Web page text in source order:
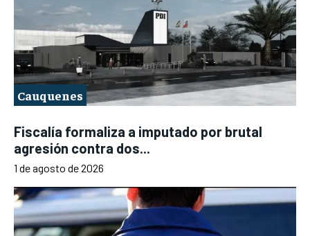
Cauquenes
Fiscalía formaliza a imputado por brutal
agresión contra dos...
1 de agosto de 2026